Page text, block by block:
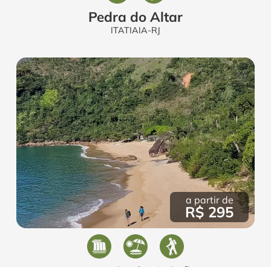
Pedra do Altar
ITATIAIA-RJ
a partir de
R$ 295